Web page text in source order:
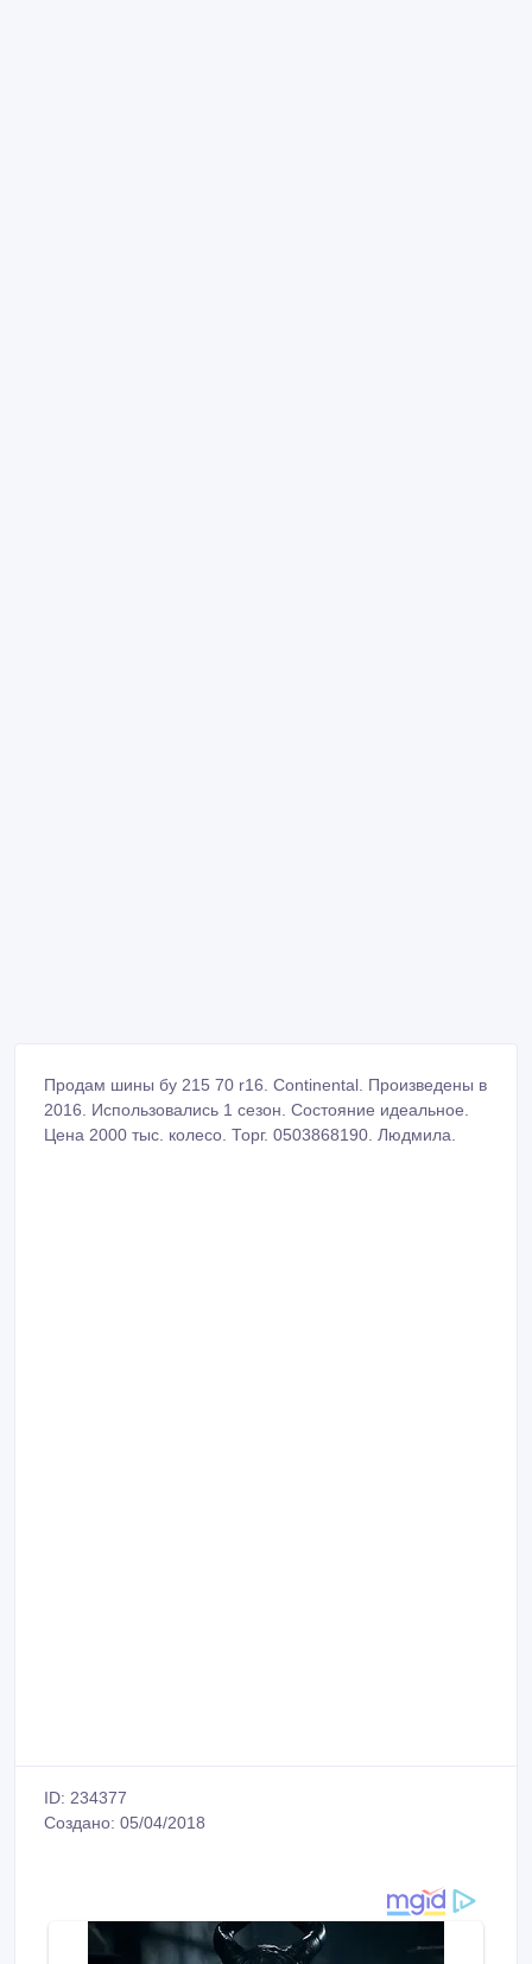
Продам шины бу 215 70 r16. Continental. Произведены в
2016. Использовались 1 сезон. Состояние идеальное.
Цена 2000 тыс. колесо. Торг. 0503868190. Людмила.
ID: 234377
Создано: 05/04/2018